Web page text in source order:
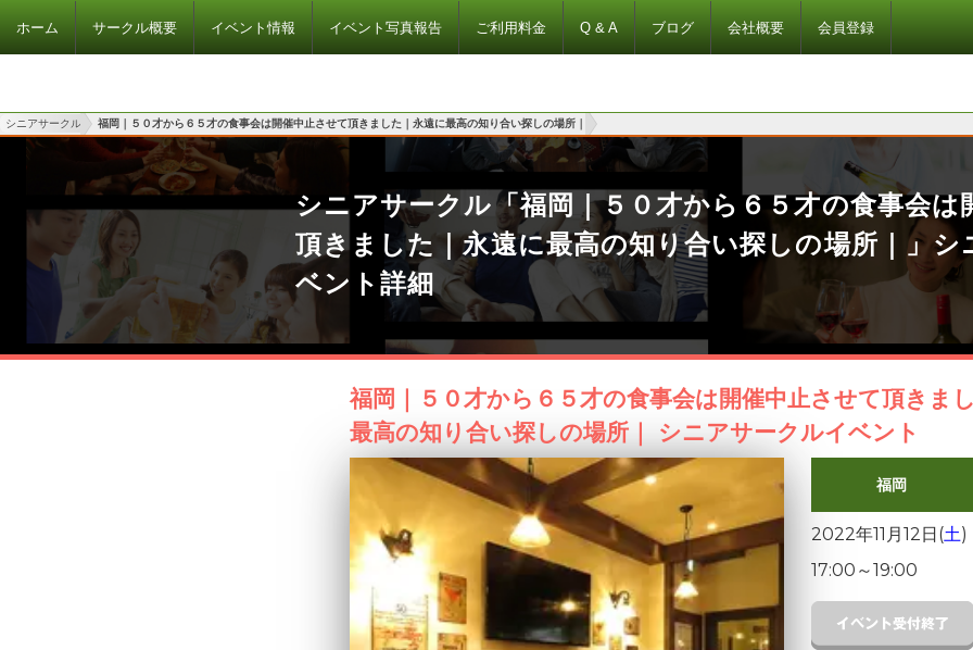
ホーム サークル概要 イベント情報 イベント写真報告 ご利用料金 Q & A ブログ 会社概要 会員登録
シニアサークル 福岡｜５０才から６５才の食事会は開催中止させて頂きました｜永遠に最高の知り合い探しの場所｜
シニアサークル「福岡｜５０才から６５才の食事会は
頂きました｜永遠に最高の知り合い探しの場所｜」シ
ベント詳細
福岡｜５０才から６５才の食事会は開催中止させて頂きま
最高の知り合い探しの場所｜ シニアサークルイベント
福岡
2022年11月12日(土)
17:00 ～19:00